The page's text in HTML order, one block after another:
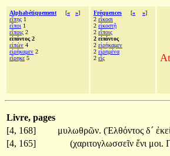
Alphabétiquement [« »]
εἴπῃς 1
εἴποι 1
εἴποις 2
εἰπόντος 2
εἰπὼν 4
εἰρήκαμεν 2
εἴρηκε 5
Fréquences [« »]
2 εἴκοσι
2 εἰκοστῇ
2 εἴποις
2 εἰπόντος
2 εἰρήκαμεν
2 εἰρημένα
2 εἴς
Livre, pages
[4, 168]
μυλωθρῶν. (Ἐλθόντος δ´
[4, 165]
(χαριτογλωσσεῖν ἔνι μοι.